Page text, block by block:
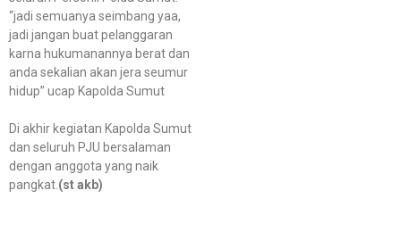
“jadi semuanya seimbang yaa,
jadi jangan buat pelanggaran
karna hukumanannya berat dan
anda sekalian akan jera seumur
hidup” ucap Kapolda Sumut
Di akhir kegiatan Kapolda Sumut
dan seluruh PJU bersalaman
dengan anggota yang naik
pangkat. (st akb)